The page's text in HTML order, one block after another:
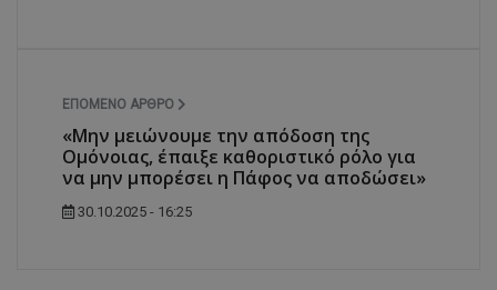
ΕΠΌΜΕΝΟ ΆΡΘΡΟ
«Μην μειώνουμε την απόδοση της
Ομόνοιας, έπαιξε καθοριστικό ρόλο για
να μην μπορέσει η Πάφος να αποδώσει»
30.10.2025 - 16:25